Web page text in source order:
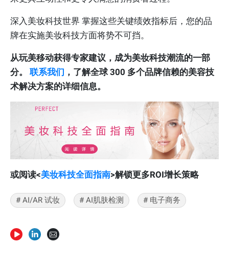
深入美妆科技世界 掌握这些关键绩效指标后，您的品
牌在实施美妆科技方面将势不可挡。
从玩美移动获得专家建议，成为美妆科技潮流的一部
分。 联系我们 ，了解全球 300 多个品牌信赖的美容技
术解决方案的详细信息。
或阅读<美妆科技全面指南>解锁更多ROI增长策略
# AI/AR 试妆 # AI肌肤检测 # 电子商务